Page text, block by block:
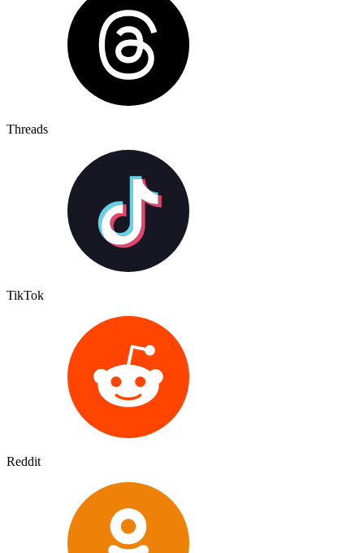
Threads
TikTok
Reddit